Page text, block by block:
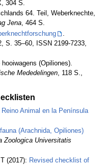
304 S.
64. Teil, Weberknechte,
Jena, 464 S.
S. 35–60, ISSN 2199-7233,
(Opiliones).
Mededelingen, 118 S.,
Reino Animal en la Península
(Arachnida, Opiliones)
Zoologica Universitatis
(2017): Revised checklist of